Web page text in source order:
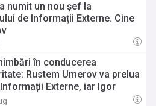
numit un nou șef la
de Informații Externe. Cine
în conducerea
Rustem Umerov va prelua
Externe, iar Igor
Consiliul Național de